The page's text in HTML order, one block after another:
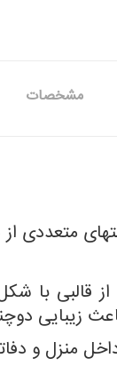
مشخصات
متعددی از
قالبی با
زیبایی
و دفاتر